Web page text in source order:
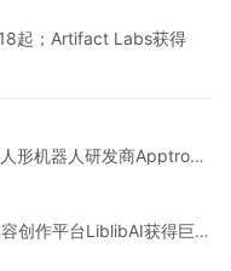
起；Artifact Labs获得
形机器人研发商Apptronik
创作平台LiblibAI获得巨人